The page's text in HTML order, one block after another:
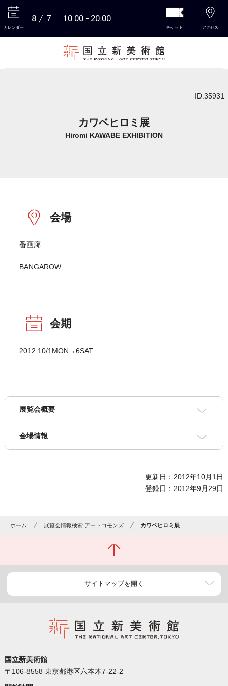
カレンダー
8 7 10:00 20:00
チケット アクセス
ID:35931
カワベヒロミ展
Hiromi KAWABE EXHIBITION
会場
番画廊
BANGAROW
会期
2012.10/1MON→6SAT
展覧会概要
会場情報
更新日：2012年10月1日
登録日：2012年9月29日
ホーム 展覧会情報検索 アートコモンズ カワベヒロミ展
サイトマップを開く
国立新美術館
〒106-8558 東京都港区六本木7-22-2